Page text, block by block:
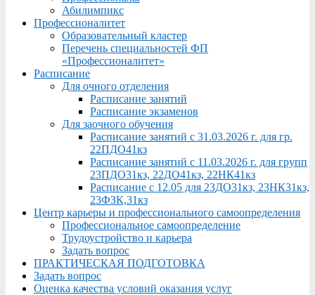
Абилимпикс
Профессионалитет
Образовательный кластер
Перечень специальностей ФП
«Профессионалитет»
Расписание
Для очного отделения
Расписание занятий
Расписание экзаменов
Для заочного обучения
Расписание занятий с 31.03.2026 г. для гр.
22ПДО41кз
Расписание занятий с 11.03.2026 г. для групп
23ПДО31кз, 22ДО41кз, 22НК41кз
Расписание с 12.05 для 23ДО31кз, 23НК31кз,
23ФЗК,31кз
Центр карьеры и профессионального самоопределения
Профессиональное самоопределение
Трудоустройство и карьера
Задать вопрос
ПРАКТИЧЕСКАЯ ПОДГОТОВКА
Задать вопрос
Оценка качества условий оказания услуг